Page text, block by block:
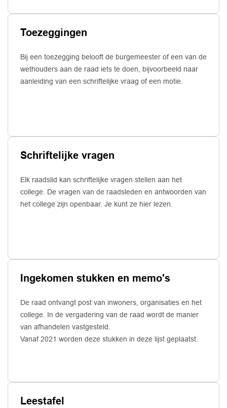
Toezeggingen
Bij een toezegging belooft de burgemeester of een van de
wethouders aan de raad iets te doen, bijvoorbeeld naar
aanleiding van een schriftelijke vraag of een motie.
Schriftelijke vragen
Elk raadslid kan schriftelijke vragen stellen aan het
college. De vragen van de raadsleden en antwoorden van
het college zijn openbaar. Je kunt ze hier lezen.
Ingekomen stukken en memo's
De raad ontvangt post van inwoners, organisaties en het
college. In de vergadering van de raad wordt de manier
van afhandelen vastgesteld.
Vanaf 2021 worden deze stukken in deze lijst geplaatst.
Leestafel